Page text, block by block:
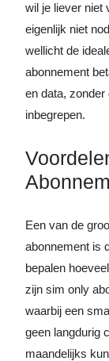
wil je liever niet
eigenlijk niet
wellicht de
abonnement
en data,
inbegrepen.
Een van de
abonnement is
bepalen
zijn sim only
waarbij een
geen langdurig
maandelijks